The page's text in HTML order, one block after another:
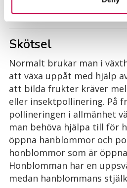
Skötsel
Normalt brukar man i
att växa uppåt med hjälp
att bilda frukter kräver
eller insektpollinering. På
pollineringen i allmänhet
man behöva hjälpa till för
öppna hanblommor och
honblommor som är
Honblomman har en
medan hanblommans